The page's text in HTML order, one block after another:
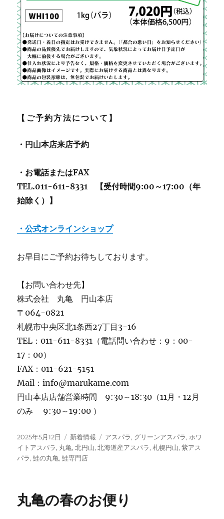
【ご予約方法について】
・円山本店来店予約
・お電話またはFAX
TEL.011-611-8331 【受付時間9:00～17:00（年
始除く）】
・公式オンラインショップ
お早目にご予約お待ちしております。
【お問い合わせ先】
株式会社 丸亀 円山本店
〒064-0821
札幌市中央区北1条西27丁目3-16
TEL：011-611-8331（電話問い合わせ：9：00-
17：00）
FAX：011-621-5151
Mail：info@marukame.com
円山本店店舗営業時間 9:30～18:30（11月・12月
のみ 9:30～19:00 ）
投
稿
日:
2025年5月12日
カ
テ
ゴ
新着情報
タ
グ
アスパラ, グリーンアスパラ, ホワ
イトアスパラ, 丸亀,北円山,北海道産アスパラ,札幌円山,紫アス
パラ,鮭の丸亀,鮭専門店
丸亀の春のお便り